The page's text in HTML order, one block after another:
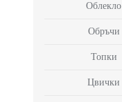
Облекло
Обръчи
Топки
Цвички